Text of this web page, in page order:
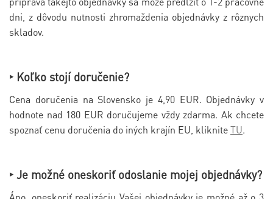
dni, z dôvodu nutnosti zhromaždenia objednávky z rôznych
skladov.
‣ Koľko stojí doručenie?
Cena doručenia na Slovensko je 4,90 EUR. Objednávky v
hodnote nad 180 EUR doručujeme vždy zdarma. Ak chcete
spoznať cenu doručenia do iných krajín EU, klikniteTU.
‣ Je možné oneskoriť odoslanie mojej objednávky?